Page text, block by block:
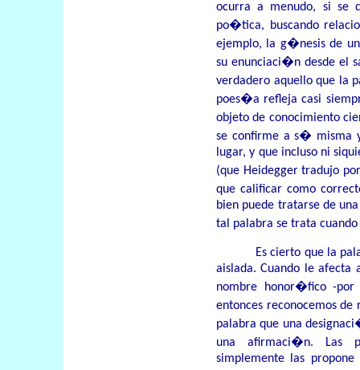
ocurra a menudo, si se
po�tica, buscando
ejemplo, la g�nesis de
su enunciaci�n desde el
verdadero aquello que la
poes�a refleja casi
objeto de conocimiento
se confirme a s� misma
lugar, y que incluso ni
(que Heidegger tradujo
que calificar como
bien puede tratarse de
tal palabra se trata
Es cierto que la
aislada. Cuando le
nombre honor�fico -
entonces reconocemos
palabra que una
una afirmaci�n. Las
simplemente las